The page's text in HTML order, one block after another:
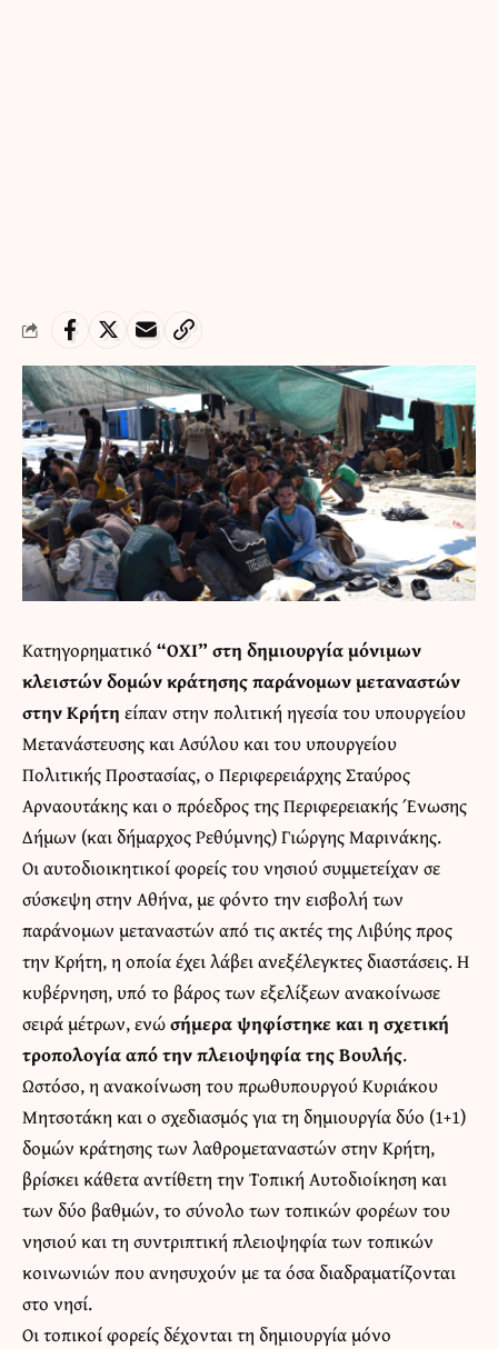
Κατηγορηματικό “ΟΧΙ” στη δημιουργία μόνιμων
κλειστών δομών κράτησης παράνομων μεταναστών
στην Κρήτη είπαν στην πολιτική ηγεσία του υπουργείου
Μετανάστευσης και Ασύλου και του υπουργείου
Πολιτικής Προστασίας, ο Περιφερειάρχης Σταύρος
Αρναουτάκης και ο πρόεδρος της Περιφερειακής Ένωσης
Δήμων (και δήμαρχος Ρεθύμνης) Γιώργης Μαρινάκης.
Οι αυτοδιοικητικοί φορείς του νησιού συμμετείχαν σε
σύσκεψη στην Αθήνα, με φόντο την εισβολή των
παράνομων μεταναστών από τις ακτές της Λιβύης προς
την Κρήτη, η οποία έχει λάβει ανεξέλεγκτες διαστάσεις. Η
κυβέρνηση, υπό το βάρος των εξελίξεων ανακοίνωσε
σειρά μέτρων, ενώσήμερα ψηφίστηκε και η σχετική
τροπολογία από την πλειοψηφία της Βουλής.
Ωστόσο, η ανακοίνωση του πρωθυπουργού Κυριάκου
Μητσοτάκη και ο σχεδιασμός για τη δημιουργία δύο (1+1)
δομών κράτησης των λαθρομεταναστών στην Κρήτη,
βρίσκει κάθετα αντίθετη την Τοπική Αυτοδιοίκηση και
των δύο βαθμών, το σύνολο των τοπικών φορέων του
νησιού και τη συντριπτική πλειοψηφία των τοπικών
κοινωνιών που ανησυχούν με τα όσα διαδραματίζονται
στο νησί.
Οι τοπικοί φορείς δέχονται τη δημιουργία μόνο